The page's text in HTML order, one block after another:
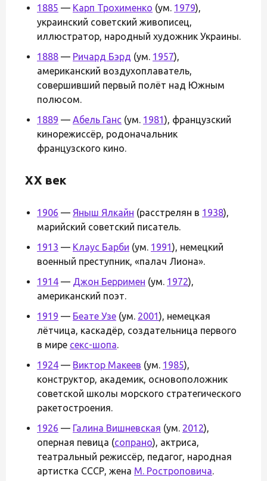
1885 — Карп Трохименко (ум. 1979),
украинский советский живописец,
иллюстратор, народный художник Украины.
1888 — Ричард Бэрд (ум. 1957),
американский воздухоплаватель,
совершивший первый полёт над Южным
полюсом.
1889 — Абель Ганс (ум. 1981), французский
кинорежиссёр, родоначальник
французского кино.
XX век
1906 — Яныш Ялкайн (расстрелян в 1938),
марийский советский писатель.
1913 — Клаус Барби (ум. 1991), немецкий
военный преступник, «палач Лиона».
1914 — Джон Берримен (ум. 1972),
американский поэт.
1919 — Беате Узе (ум. 2001), немецкая
лётчица, каскадёр, создательница первого
в мире секс-шопа.
1924 — Виктор Макеев (ум. 1985),
конструктор, академик, основоположник
советской школы морского стратегического
ракетостроения.
1926 — Галина Вишневская (ум. 2012),
оперная певица (сопрано), актриса,
театральный режиссёр, педагог, народная
артистка СССР, жена М. Ростроповича.